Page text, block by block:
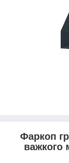
Фаркоп
важкого